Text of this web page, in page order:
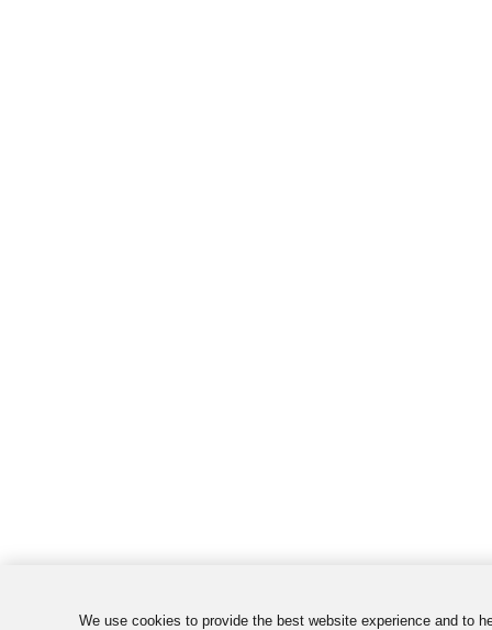
We use cookies to provide the best website experience and to